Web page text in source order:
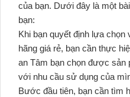
của bạn. Dưới đây là một
bạn:
Khi bạn quyết định lựa
hãng giá rẻ, bạn cần thực
an Tâm bạn chọn được
với nhu cầu sử dụng của
Bước đầu tiên, bạn cần tìm